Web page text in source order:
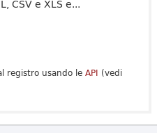
CSV e XLS e...
registro usando le API (vedi